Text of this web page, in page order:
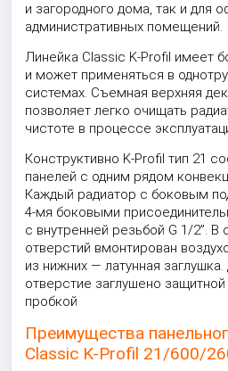
и загородного дома, так и для
административных помещений.
Линейка Classic K-Profil имеет
и может применяться в
системах. Съемная верхняя
позволяет легко очищать
чистоте в процессе
Конструктивно K-Profil тип 21
панелей с одним рядом
Каждый радиатор с боковым
4-мя боковыми
с внутренней резьбой G 1/2”. В
отверстий вмонтирован
из нижних — латунная
отверстие заглушено
пробкой
Преимущества
Classic K-Profil 21/600/